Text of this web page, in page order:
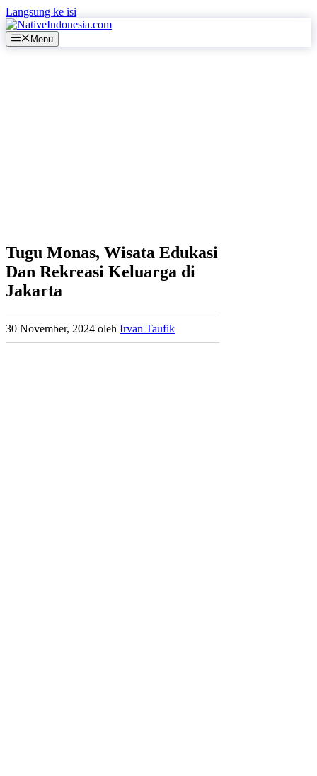
Langsung ke isi
Menu
Tugu Monas, Wisata Edukasi
Dan Rekreasi Keluarga di
Jakarta
30 November, 2024 oleh Irvan Taufik